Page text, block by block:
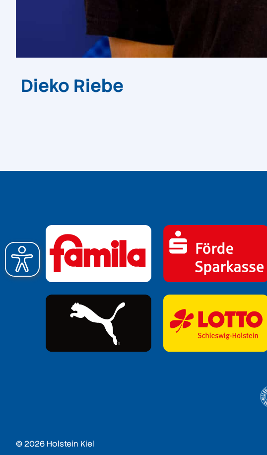
Dieko Riebe
© 2026 Holstein Kiel